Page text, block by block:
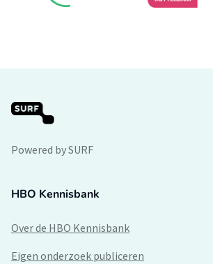
Powered by SURF
HBO Kennisbank
Over de HBO Kennisbank
Eigen onderzoek publiceren